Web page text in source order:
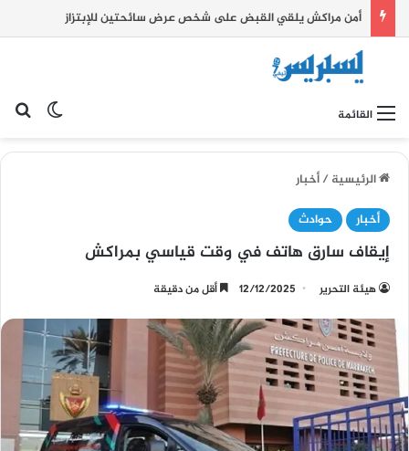
أمن مراكش يلقي القبض على شخص عرض سائحتين للإبتزاز
القائمة
الرئيسية/أخبار
أخبار
حوادث
إيقاف سارق هاتف في وقت قياسي بمراكش
هيئة التحرير 12/12/2025 أقل من دقيقة